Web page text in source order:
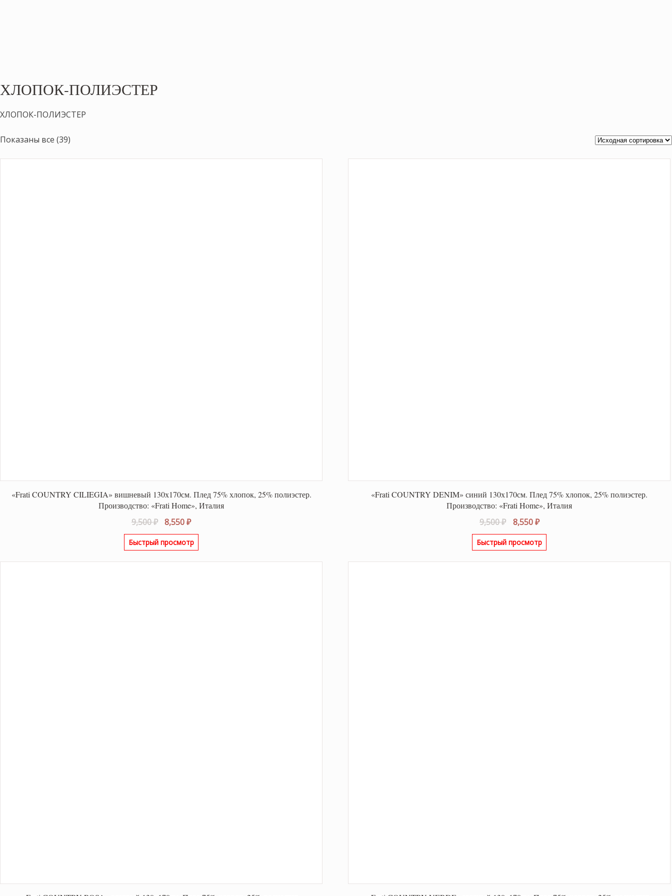
ХЛОПОК-ПОЛИЭСТЕР
ХЛОПОК-ПОЛИЭСТЕР
Показаны все (39)
«Frati COUNTRY CILIEGIA» вишневый 130х170см. Плед 75% хлопок, 25% полиэстер.
Производство: «Frati Home», Италия
9,500₽
Первоначальная
цена
составляла
8,550₽Текущая
цена:
8,550 ₽.
Быстрый просмотр
«Frati COUNTRY DENIM» синий 130х170см. Плед 75% хлопок, 25% полиэстер.
Производство: «Frati Home», Италия
9,500₽
Первоначальная
цена
составляла
8,550₽Текущая
цена:
8,550 ₽.
Быстрый просмотр